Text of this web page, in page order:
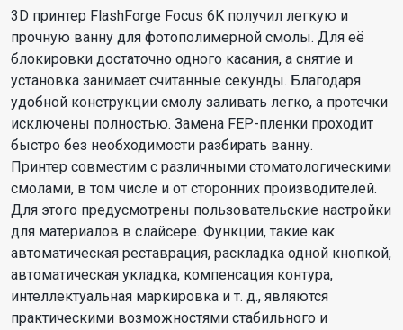
3D принтер FlashForge Focus 6K получил легкую и
прочную ванну для фотополимерной смолы. Для её
блокировки достаточно одного касания, а снятие и
установка занимает считанные секунды. Благодаря
удобной конструкции смолу заливать легко, а протечки
исключены полностью. Замена FEP-пленки проходит
быстро без необходимости разбирать ванну.
Принтер совместим с различными стоматологическими
смолами, в том числе и от сторонних производителей.
Для этого предусмотрены пользовательские настройки
для материалов в слайсере. Функции, такие как
автоматическая реставрация, раскладка одной кнопкой,
автоматическая укладка, компенсация контура,
интеллектуальная маркировка и т. д., являются
практическими возможностями стабильного и